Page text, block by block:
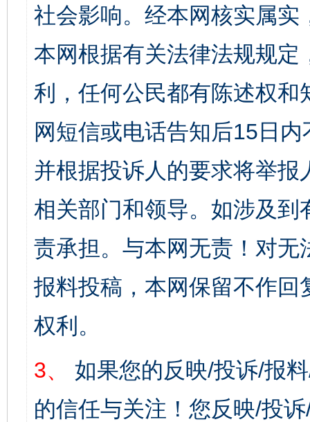
社会影响。经本网核实属
本网根据有关法律法规规
利，任何公民都有陈述权
网短信或电话告知后15日
并根据投诉人的要求将举
相关部门和领导。如涉及
责承担。与本网无责！对
报料投稿，本网保留不作
权利。
3、
如果您的反映/投诉/报
的信任与关注！您反映/投